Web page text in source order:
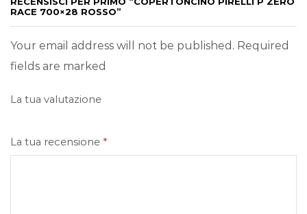
RACE 700×28 ROSSO”
Your email address will not be published. Required
fields are marked
La tua valutazione
La tua recensione *